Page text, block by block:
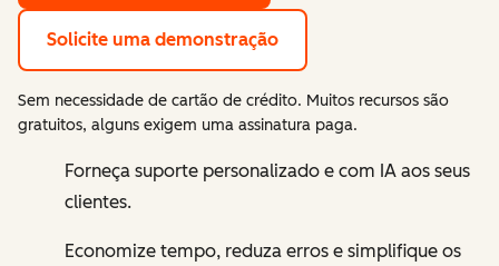
Solicite uma demonstração
Sem necessidade de cartão de crédito. Muitos recursos são
gratuitos, alguns exigem uma assinatura paga.
Forneça suporte personalizado e com IA aos seus
clientes.
Economize tempo, reduza erros e simplifique os